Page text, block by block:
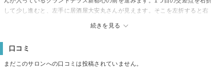
続きを見る
して少し進むと、左手に居酒屋大安丸さんが見えます。そこを左折すると右
【駐車場】近隣のパーキングをご利用ください。
【備考】大変申し訳ございませんが、お子様連れのお客様のご来店はお断り
口コミ
まだこのサロンへの口コミは投稿されていません。